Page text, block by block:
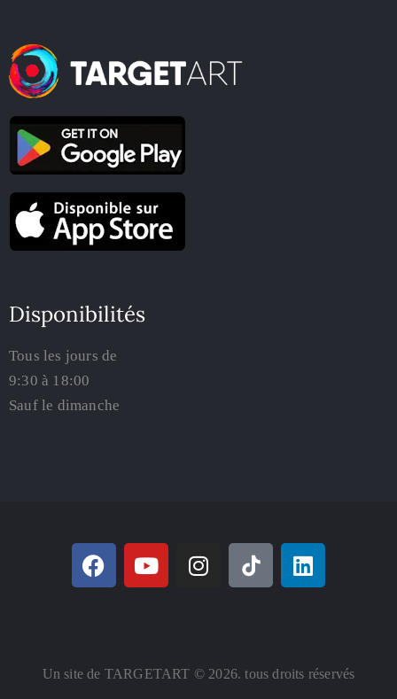
Disponibilités
Tous les jours de
9:30 à 18:00
Sauf le dimanche
Un site de TARGETART © 2026. tous droits réservés